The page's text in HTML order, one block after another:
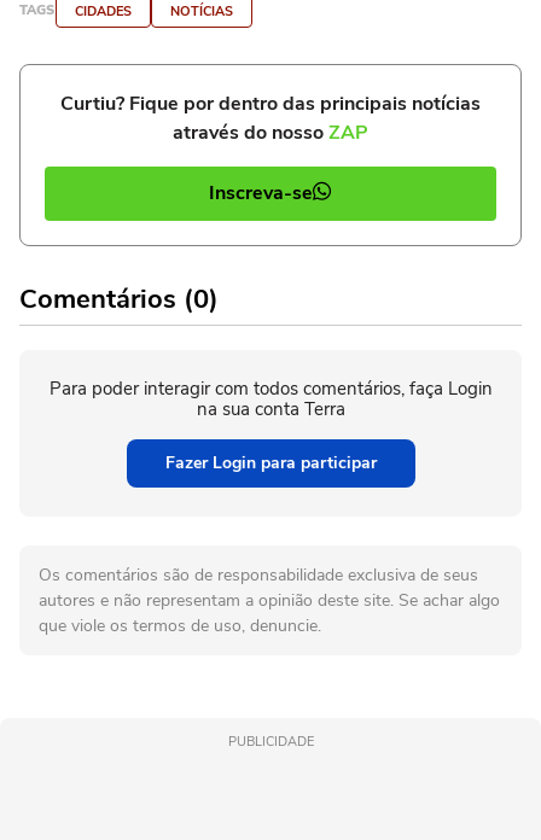
TAGS CIDADES NOTÍCIAS
Curtiu? Fique por dentro das principais notícias
através do nossoZAP
Inscreva-se
Comentários (0)
Para poder interagir com todos comentários, faça Login
na sua conta Terra
Fazer Login para participar
Os comentários são de responsabilidade exclusiva de seus
autores e não representam a opinião deste site. Se achar algo
que viole os termos de uso, denuncie.
PUBLICIDADE